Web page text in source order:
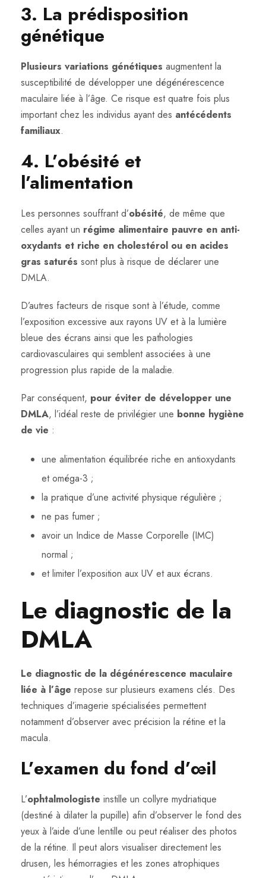
3. La prédisposition
génétique
Plusieurs variations génétiques augmentent la
susceptibilité de développer une dégénérescence
maculaire liée à l’âge. Ce risque est quatre fois plus
important chez les individus ayant des antécédents
familiaux.
4. L’obésité et
l’alimentation
Les personnes souffrant d’obésité, de même que
celles ayant un régime alimentaire pauvre en anti-
oxydants et riche en cholestérol ou en acides
gras saturés sont plus à risque de déclarer une
DMLA.
D’autres facteurs de risque sont à l’étude, comme
l’exposition excessive aux rayons UV et à la lumière
bleue des écrans ainsi que les pathologies
cardiovasculaires qui semblent associées à une
progression plus rapide de la maladie.
Par conséquent, pour éviter de développer une
DMLA, l’idéal reste de privilégier une bonne hygiène
de vie :
une alimentation équilibrée riche en antioxydants
et oméga-3 ;
la pratique d’une activité physique régulière ;
ne pas fumer ;
avoir un Indice de Masse Corporelle (IMC)
normal ;
et limiter l’exposition aux UV et aux écrans.
Le diagnostic de la
DMLA
Le diagnostic de la dégénérescence maculaire
liée à l’âge repose sur plusieurs examens clés. Des
techniques d’imagerie spécialisées permettent
notamment d’observer avec précision la rétine et la
macula.
L’examen du fond d’œil
L’ophtalmologiste instille un collyre mydriatique
(destiné à dilater la pupille) afin d’observer le fond des
yeux à l’aide d’une lentille ou peut réaliser des photos
de la rétine. Il peut alors visualiser directement les
drusen, les hémorragies et les zones atrophiques